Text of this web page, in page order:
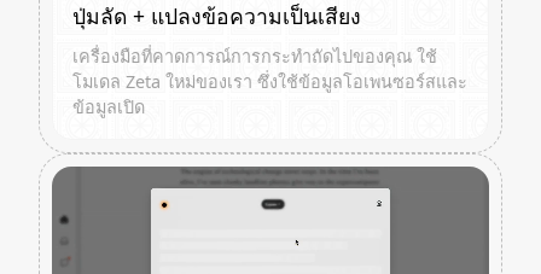
ปุ่มลัด + แปลงข้อความเป็นเสียง
เครื่องมือที่คาดการณ์การกระทำถัดไปของคุณ ใช้
โมเดล Zeta ใหม่ของเรา ซึ่งใช้ข้อมูลโอเพนซอร์สและ
ข้อมูลเปิด